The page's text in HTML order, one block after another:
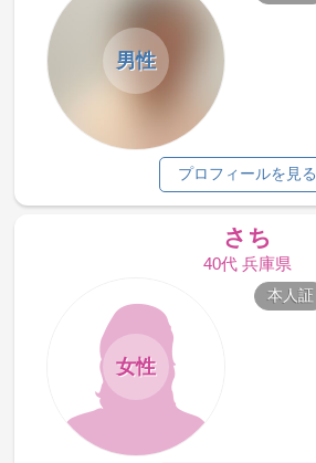
男性
プロフィールを見る
さち
40代 兵庫県
女性
本人証